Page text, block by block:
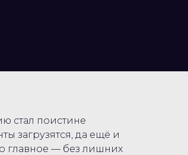
стал поистине
загрузятся, да ещё и
главное — без лишних